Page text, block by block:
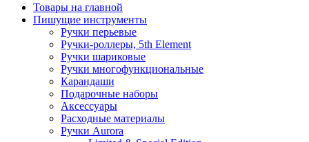
Товары на главной
Пишущие инструменты
Ручки перьевые
Ручки-роллеры, 5th Element
Ручки шариковые
Ручки многофункциональные
Карандаши
Подарочные наборы
Аксессуары
Расходные материалы
Ручки Aurora